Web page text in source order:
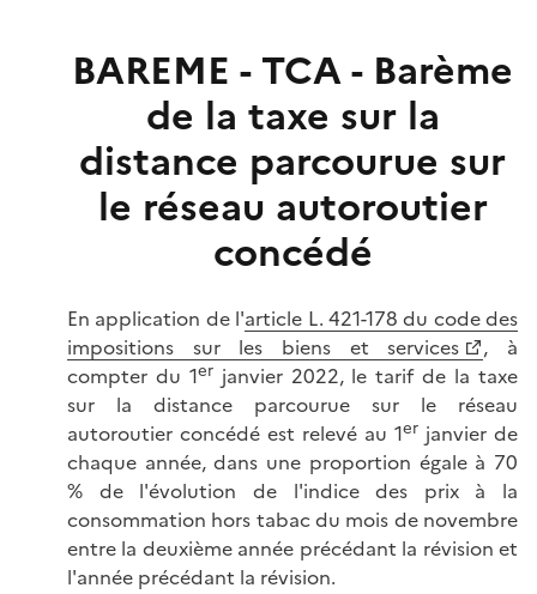
BAREME - TCA - Barème
de la taxe sur la
distance parcourue sur
le réseau autoroutier
concédé
En application de l'article L. 421-178 du code des
impositions sur les biens et services
, à
compter du 1erjanvier 2022, le tarif de la taxe
sur la distance parcourue sur le réseau
autoroutier concédé est relevé au 1er janvier de
chaque année, dans une proportion égale à 70
% de l'évolution de l'indice des prix à la
consommation hors tabac du mois de novembre
entre la deuxième année précédant la révision et
l'année précédant la révision.